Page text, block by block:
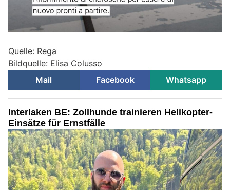
Quelle: Rega
Bildquelle: Elisa Colusso
Mail
Facebook Whatsapp
Interlaken BE: Zollhunde trainieren Helikopter-
Einsätze für Ernstfälle